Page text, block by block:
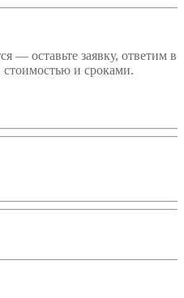
— оставьте заявку, ответим в
стоимостью и сроками.